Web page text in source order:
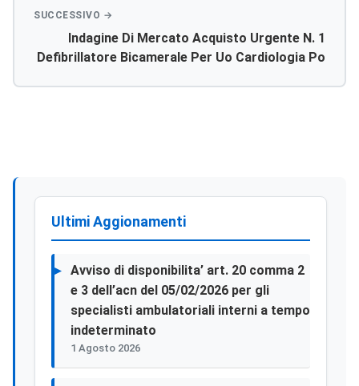
Indagine Di Mercato Acquisto Urgente N. 1
Defibrillatore Bicamerale Per Uo Cardiologia Po
Ultimi Aggionamenti
Avviso di disponibilita’ art. 20 comma 2
e 3 dell’acn del 05/02/2026 per gli
specialisti ambulatoriali interni a tempo
indeterminato
1 Agosto 2026